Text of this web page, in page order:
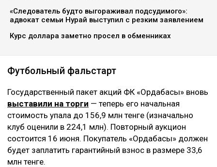
«Следователь будто выгораживал подсудимого»:
адвокат семьи Нурай выступил с резким заявлением
Курс доллара заметно просел в обменниках
Футбольный фальстарт
Государственный пакет акций ФК «Ордабасы» вновь
выставили на торги — теперь его начальная
стоимость упала до 156,9 млн тенге (изначально
клуб оценили в 224,1 млн). Повторный аукцион
состоится 16 июня. Покупатель «Ордабасы» должен
будет заплатить гарантийный взнос в размере 33,6
млн тенге.